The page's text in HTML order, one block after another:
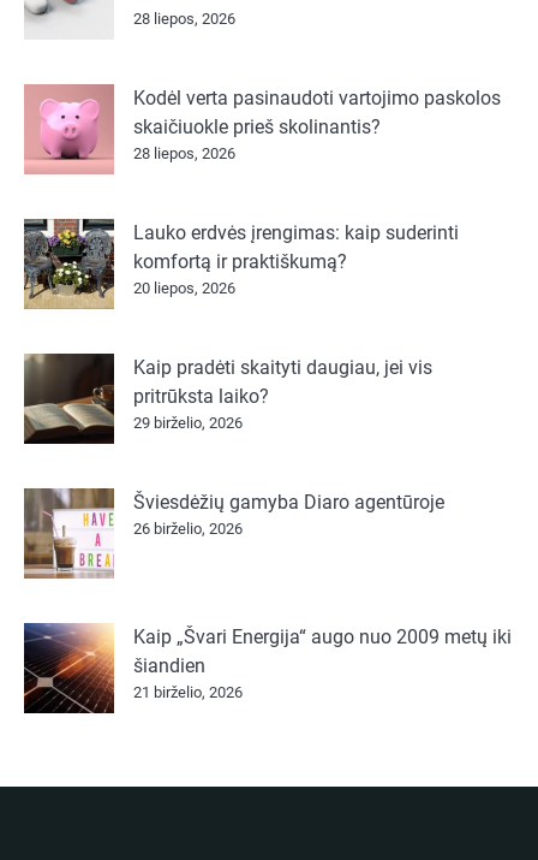
28 liepos, 2026
Kodėl verta pasinaudoti vartojimo paskolos
skaičiuokle prieš skolinantis?
28 liepos, 2026
Lauko erdvės įrengimas: kaip suderinti
komfortą ir praktiškumą?
20 liepos, 2026
Kaip pradėti skaityti daugiau, jei vis
pritrūksta laiko?
29 birželio, 2026
Šviesdėžių gamyba Diaro agentūroje
26 birželio, 2026
Kaip „Švari Energija“ augo nuo 2009 metų iki
šiandien
21 birželio, 2026